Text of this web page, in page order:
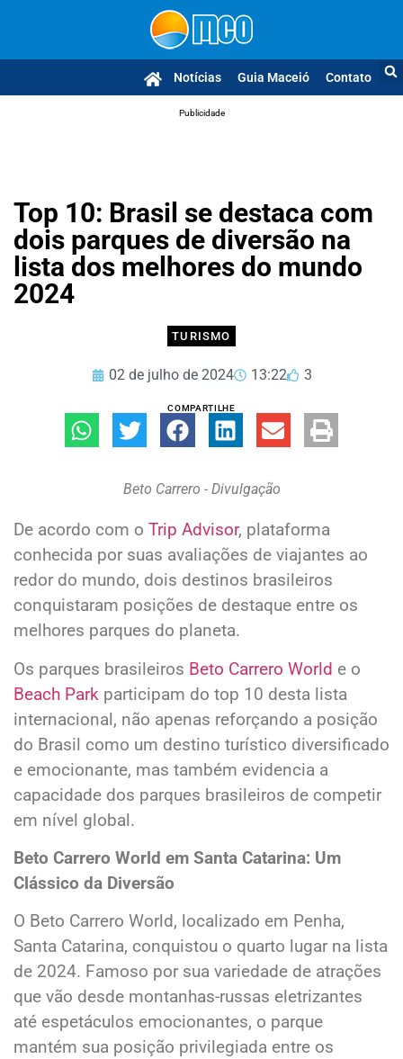
Notícias Guia Maceió Contato
Publicidade
Top 10: Brasil se destaca com
dois parques de diversão na
lista dos melhores do mundo
2024
TURISMO
02 de julho de 2024 13:22 3
COMPARTILHE
Beto Carrero - Divulgação
De acordo com o Trip Advisor, plataforma
conhecida por suas avaliações de viajantes ao
redor do mundo, dois destinos brasileiros
conquistaram posições de destaque entre os
melhores parques do planeta.
Os parques brasileiros Beto Carrero World e o
Beach Park participam do top 10 desta lista
internacional, não apenas reforçando a posição
do Brasil como um destino turístico diversificado
e emocionante, mas também evidencia a
capacidade dos parques brasileiros de competir
em nível global.
Beto Carrero World em Santa Catarina: Um
Clássico da Diversão
O Beto Carrero World, localizado em Penha,
Santa Catarina, conquistou o quarto lugar na lista
de 2024. Famoso por sua variedade de atrações
que vão desde montanhas-russas eletrizantes
até espetáculos emocionantes, o parque
mantém sua posição privilegiada entre os